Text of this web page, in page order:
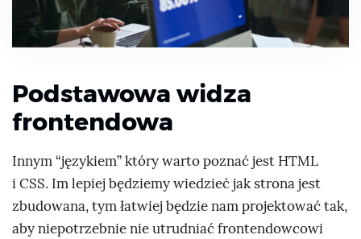
Podstawowa widza
frontendowa
Innym “językiem” który warto poznać jest HTML
i CSS. Im lepiej będziemy wiedzieć jak strona jest
zbudowana, tym łatwiej będzie nam projektować tak,
aby niepotrzebnie nie utrudniać frontendowcowi